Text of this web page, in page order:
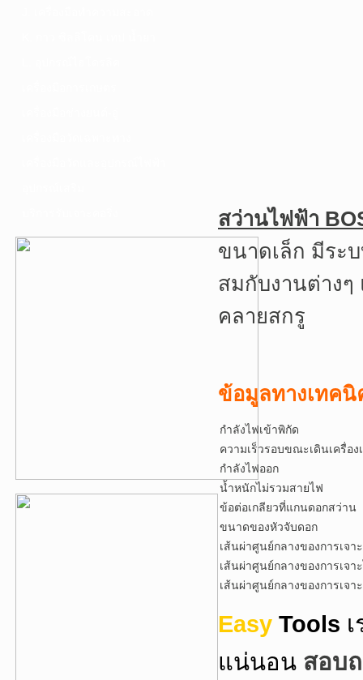
สว่านไฟฟ้า
ขนาดเล็ก มีระ
สมกับงานต่าง
คลายสกรู
ข้อมูลทางเทคนิ
กำลังไฟ
ความเร็วรอบขณะเดินเครื่อง
กำลังไฟออก
น้ำหนักไม่รวมสายไฟ
ข้อต่อเกลียวที่แกนดอกสว่าน
ขนาดของหัวจับดอก
เส้นผ่าศูนย์กลางของการเจา
เส้นผ่าศูนย์กลางของการเจา
เส้นผ่าศูนย์กลางของการเจา
Easy Tools
แน่นอน สอบ